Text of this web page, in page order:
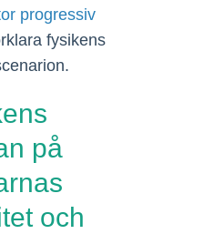
progressiv
fysikens
på
och